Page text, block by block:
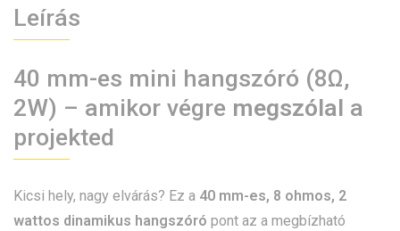
Leírás
40 mm-es mini hangszóró (8Ω,
2W) – amikor végre megszólal a
projekted
Kicsi hely, nagy elvárás? Ez a 40 mm-es, 8 ohmos, 2
wattos dinamikus hangszóró pont az a megbízható